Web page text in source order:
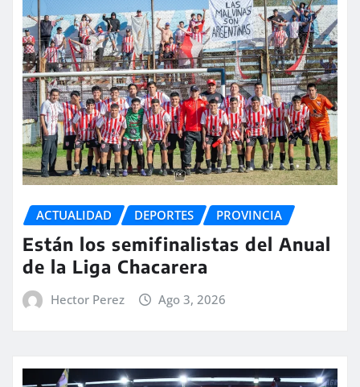
ACTUALIDAD DEPORTES PROVINCIA
Están los semifinalistas del Anual
de la Liga Chacarera
Hector Perez Ago 3, 2026